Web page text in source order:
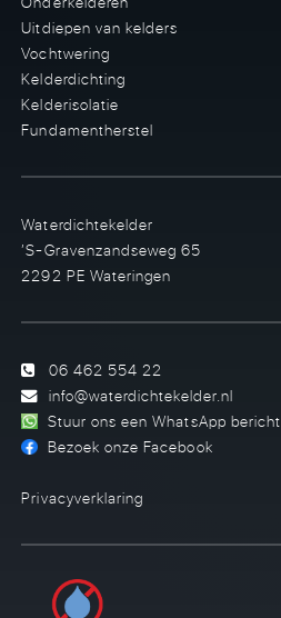
Uitdiepen van kelders
Vochtwering
Kelderdichting
Kelderisolatie
Fundamentherstel
Waterdichtekelder
’S-Gravenzandseweg 65
2292 PE Wateringen
06 462 554 22
info@waterdichtekelder.nl
Stuur ons een WhatsApp bericht
Bezoek onze Facebook
Privacyverklaring